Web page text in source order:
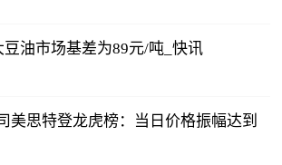
豆油市场基差为89元/吨_快讯
美思特登龙虎榜：当日价格振幅达到